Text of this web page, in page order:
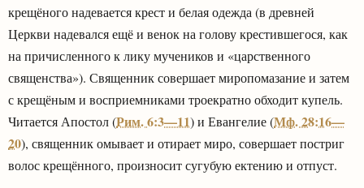
крещёного надевается крест и белая одежда (в древней
Церкви надевался ещё и венок на голову крестившегося, как
на причисленного к лику мучеников и «царственного
священства»). Священник совершает миропомазание и затем
с крещёным и восприемниками троекратно обходит купель.
Читается Апостол (Рим. 6:3—11) и Евангелие (Мф. 28:16—
20), священник омывает и отирает миро, совершает постриг
волос крещённого, произносит сугубую ектению и отпуст.